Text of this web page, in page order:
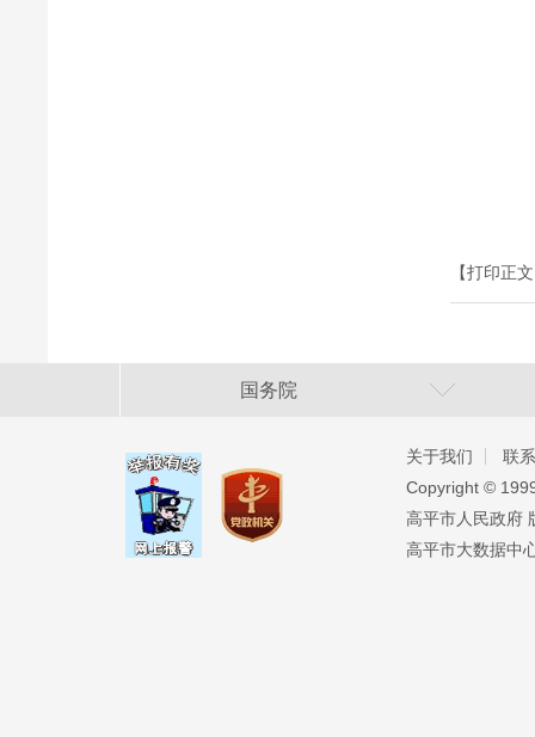
【打印正
国务院
关于我们
联
Copyright ©️
高平市人民政府
高平市大数据